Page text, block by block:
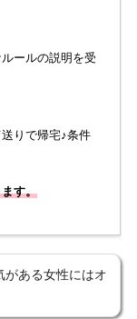
ールの説明を受
りで帰宅♪条件
す。
がある女性にはオ